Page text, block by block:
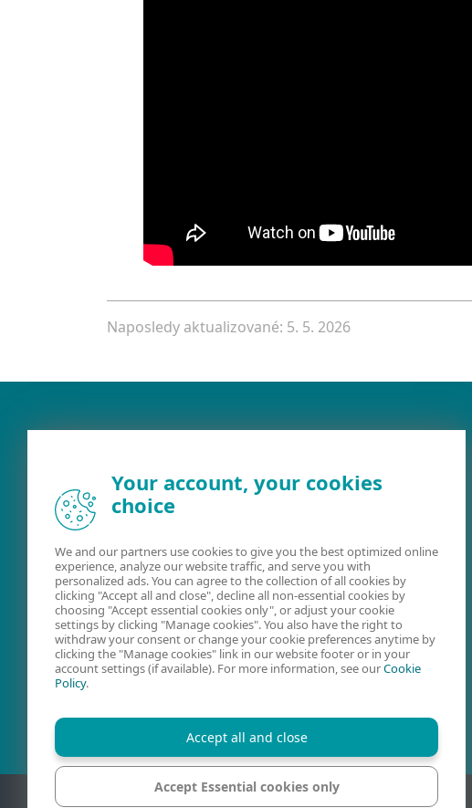
Naposledy aktualizované: 5. 5. 2026
Dokumentácia
ESET Security
Forum
Your account, your cookies
choice
We and our partners use cookies to give you the best optimized online
experience, analyze our website traffic, and serve you with
personalized ads. You can agree to the collection of all cookies by
clicking "Accept all and close", decline all non-essential cookies by
choosing "Accept essential cookies only", or adjust your cookie
settings by clicking "Manage cookies". You also have the right to
withdraw your consent or change your cookie preferences anytime by
clicking the "Manage cookies" link in our website footer or in your
account settings (if available). For more information, see ourCookie
Policy.
Accept all and close
Accept Essential cookies only